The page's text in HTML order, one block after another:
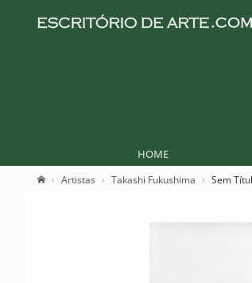
HOME
Artistas Takashi Fukushima Sem